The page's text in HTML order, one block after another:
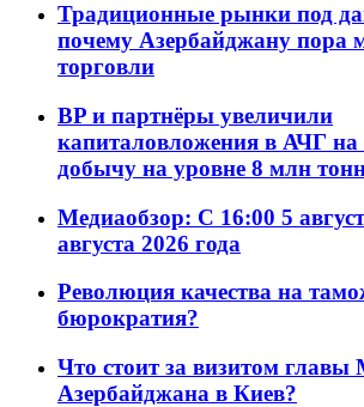
Традиционные рынки под
почему Азербайджану пора
торговли
BP и партнёры увеличили
капиталовложения в АЧГ на
добычу на уровне 8 млн
Медиаобзор: С 16:00 5
августа 2026 года
Революция качества на
бюрократия?
Что стоит за визитом
Азербайджана в Киев?